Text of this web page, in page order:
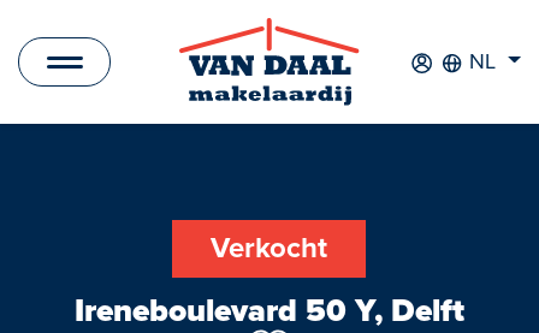
NL
Verkocht
Ireneboulevard 50 Y, Delft